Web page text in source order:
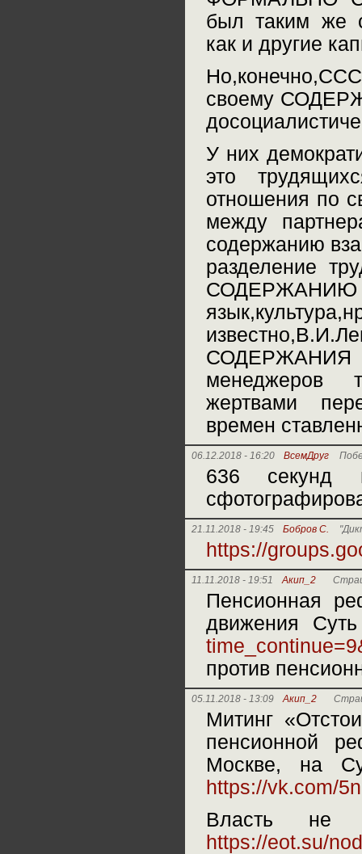
был таким же
как и другие
своему
У них
это
отношения по
между
содержанию
разделение
СОДЕРЖАНИЯ
менеджеров
жертвами
времен
06.12.2018 - 16:20 ВсемДруг
636
21.11.2018 - 19:45 Бобров С.
https://
11.11.2018 - 19:51 Акип_2
Пенсионная
движения
против
05.11.2018 - 13:09 Акип_2
Митинг
пенсионной
Москве, на
https://vk.com/
Власть не
https://eot.su/